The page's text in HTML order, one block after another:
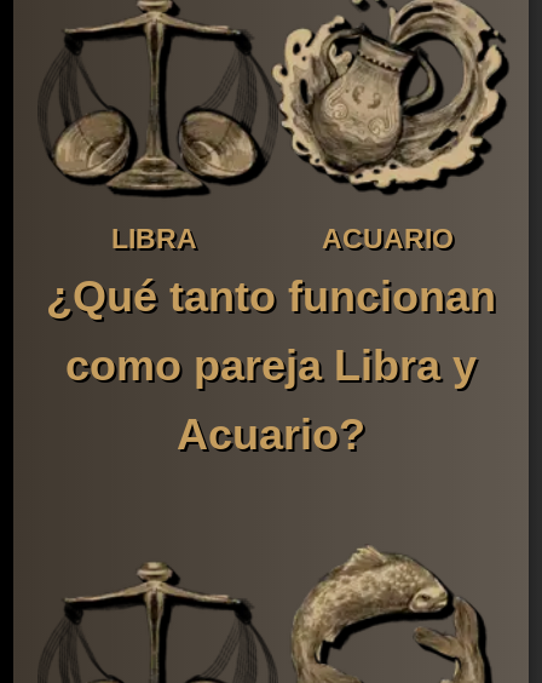
LIBRA ACUARIO
¿Qué tanto funcionan
como pareja Libra y
Acuario?